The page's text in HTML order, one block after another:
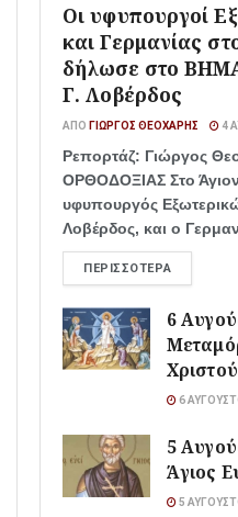
Οι υφυπουργοί
και Γερμανίας
δήλωσε στο
Γ. Λοβέρδος
ΑΠΌ ΓΙΏΡΓΟΣ ΘΕΟΧΆΡΗΣ 4
Ρεπορτάζ: Γιώργος
ΟΡΘΟΔΟΞΙΑΣ Στο
υφυπουργός
Λοβέρδος, και ο
ΠΕΡΙΣΣΌΤΕΡΑ
6
Χριστού
6
5
Άγιος
5